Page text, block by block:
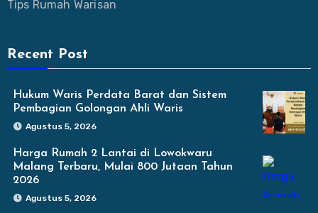
Tips Rumah Warisan
Recent Post
Hukum Waris Perdata Barat dan Sistem
Pembagian Golongan Ahli Waris
Agustus 5, 2026
Harga Rumah 2 Lantai di Lowokwaru
Malang Terbaru, Mulai 800 Jutaan Tahun
2026
Agustus 5, 2026